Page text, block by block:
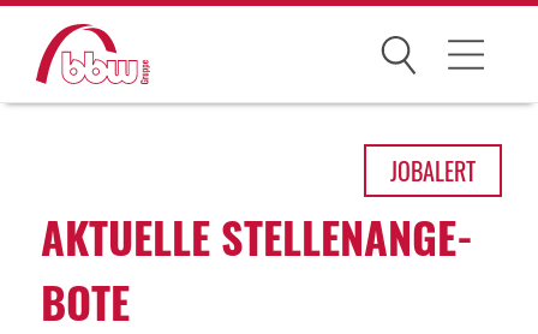
Suchen
Über uns
JOBALERT
AKTU­ELLE STEL­LEN­AN­GE­
BOTE